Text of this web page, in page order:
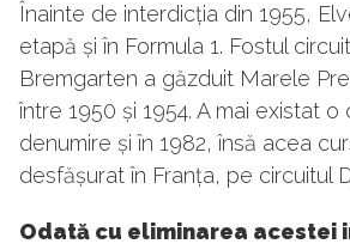
Înainte de interdicția din 1955,
etapă și în Formula 1. Fostul
Bremgarten a găzduit Marele
între 1950 și 1954. A mai existat
denumire și în 1982, însă acea
desfășurat în Franța, pe circuitul
Odată cu eliminarea acestei